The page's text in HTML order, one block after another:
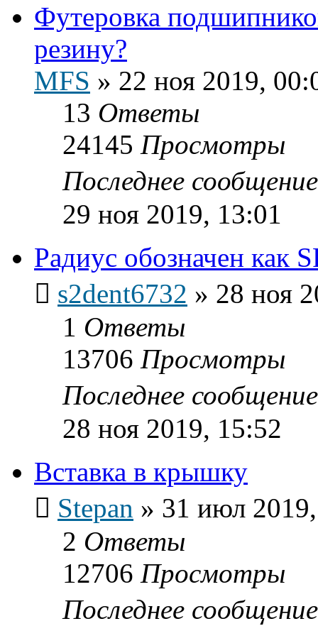
Футеровка
резину?
MFS » 22 ноя 2019,
13 Ответы
24145 Просмотры
Последнее
29 ноя 2019, 13:01
Радиус обозначен как
s2dent6732 » 28 ноя
1 Ответы
13706 Просмотры
Последнее
28 ноя 2019, 15:52
Вставка в крышку
Stepan » 31 июл
2 Ответы
12706 Просмотры
Последнее